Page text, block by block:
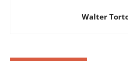
Walter